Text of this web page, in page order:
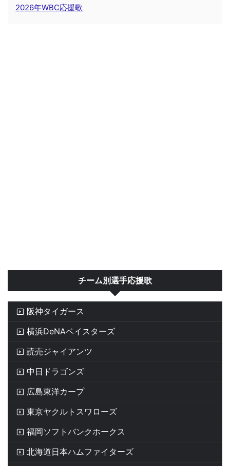
2026年WBC応援歌
チーム別選手応援歌
阪神タイガース
横浜DeNAベイスターズ
読売ジャイアンツ
中日ドラゴンズ
広島東洋カープ
東京ヤクルトスワローズ
福岡ソフトバンクホークス
北海道日本ハムファイターズ